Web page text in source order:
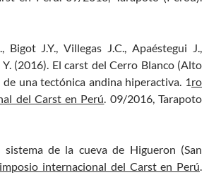
Bigot J.Y., Villegas J.C., Apaéstegui J.,
(2016). El carst del Cerro Blanco (Alto
una tectónica andina hiperactiva. 1ro
del Carst en Perú. 09/2016, Tarapoto
sistema de la cueva de Higueron (San
internacional del Carst en Perú.